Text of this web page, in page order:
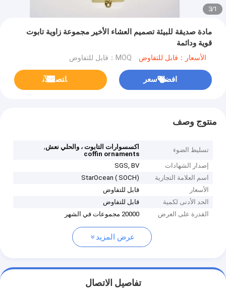
1
/
3
مادة صديقة للبيئة تصميم العشاء الأخير مجموعة زاوية تابوت
قوية ودائمة
الأسعار：قابل للتفاوض MOQ：قابل للتفاوض
افضل سعر ﺎﺘﺼﻟ ﺍﻶﻧ
منتوج وصف
تسليط الضوء اكسسوارات التابوت ، والحلي نعش,
coffin ornaments
إصدار الشهادات
SGS, BV
اسم العلامة التجارية
StarOcean ( SOCH)
الأسعار
قابل للتفاوض
الحد الأدنى لكمية
قابل للتفاوض
القدرة على العرض
20000 مجموعات في الشهر
عرض المزيد
تفاصيل الاتصال